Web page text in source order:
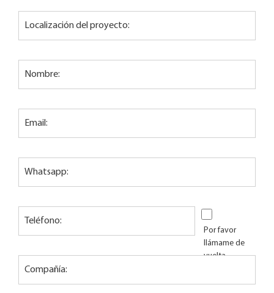
Localización del proyecto:
Nombre:
Email:
Whatsapp:
Teléfono:
Por favor
llámame de
vuelta
Compañía: